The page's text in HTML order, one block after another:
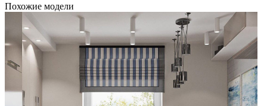
Похожие модели